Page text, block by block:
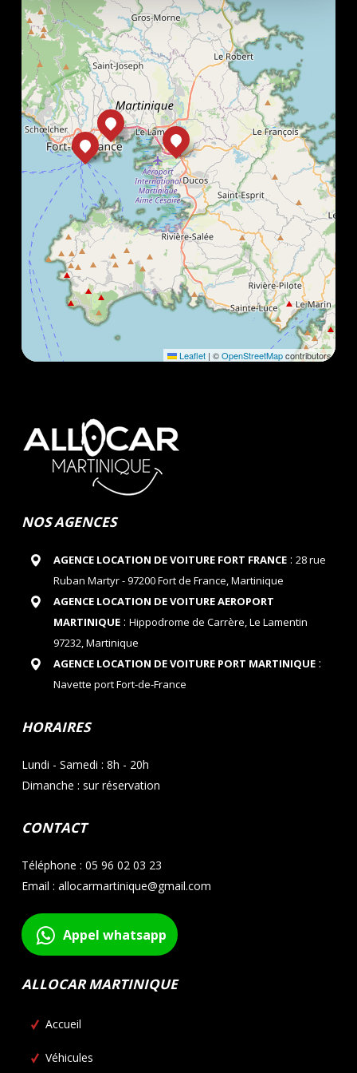
Leaflet | ©OpenStreetMapcontributors
NOS AGENCES
AGENCE LOCATION DE VOITURE FORT FRANCE: 28 rue
Ruban Martyr - 97200 Fort de France, Martinique
AGENCE LOCATION DE VOITURE AEROPORT
MARTINIQUE: Hippodrome de Carrère, Le Lamentin
97232, Martinique
AGENCE LOCATION DE VOITURE PORT MARTINIQUE:
Navette port Fort-de-France
HORAIRES
Lundi - Samedi : 8h - 20h
Dimanche : sur réservation
CONTACT
Téléphone : 05 96 02 03 23
Email : allocarmartinique@gmail.com
Appel whatsapp
ALLOCAR MARTINIQUE
Accueil
Véhicules